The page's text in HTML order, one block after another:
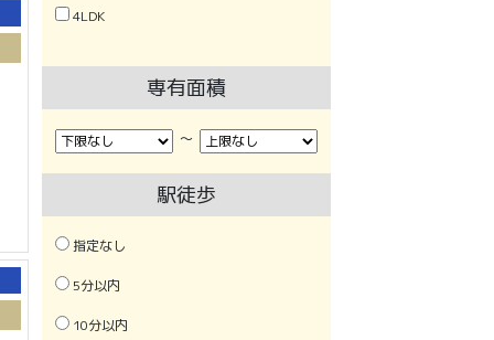
4LDK
専有面積
〜
駅徒歩
指定なし
5分以内
10分以内